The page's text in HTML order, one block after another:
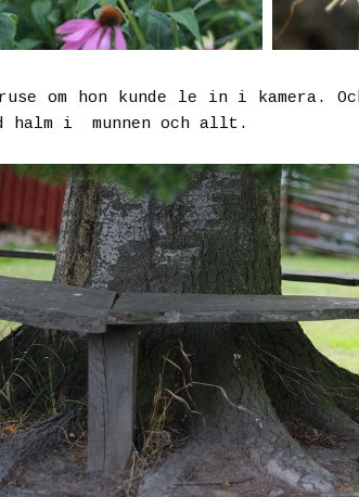
om hon kunde le in i
i munnen och allt.